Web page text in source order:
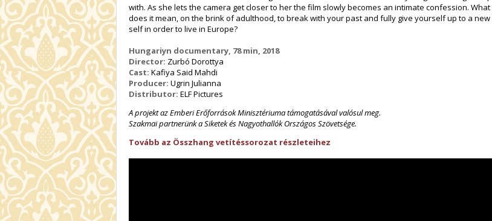
with. As she lets the camera get closer to her the film slowly becomes an intimate confession. What
does it mean, on the brink of adulthood, to break with your past and fully give yourself up to a new
self in order to live in Europe?
Hungariyn documentary, 78 min, 2018
Director: Zurbó Dorottya
Cast: Kafiya Said Mahdi
Producer: Ugrin Julianna
Distributor: ELF Pictures
A projekt az Emberi Erőforrások Minisztériuma támogatásával valósul meg.
Szakmai partnerünk a Siketek és Nagyothallók Országos Szövetsége.
Tovább az Összhang vetítéssorozat részleteihez